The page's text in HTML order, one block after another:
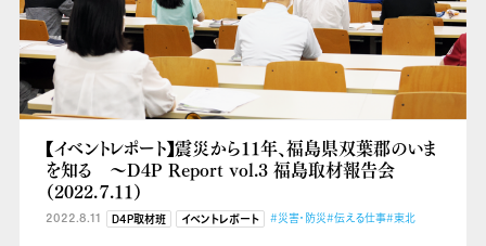
【イベントレポート】震災から11年、福島県双葉郡のいま
を知る ～D4P Report vol.3 福島取材報告会
（2022.７.11）
2022.8.11 D4P取材班 イベントレポート #災害・防災#伝える仕事#東北